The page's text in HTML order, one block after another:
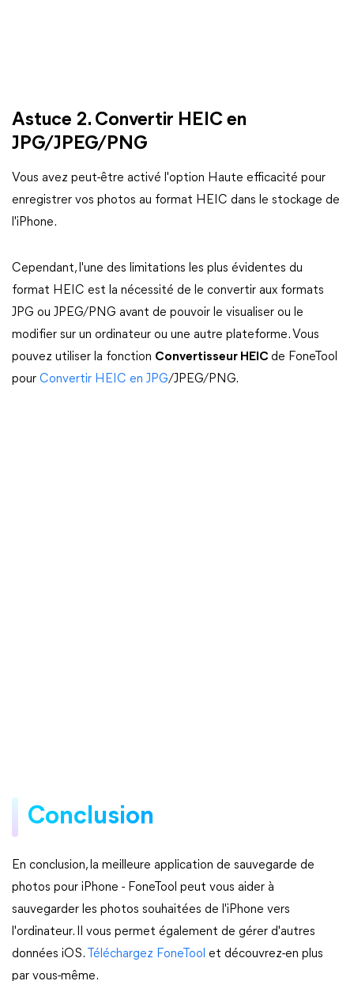
Astuce 2. Convertir HEIC en
JPG/JPEG/PNG
Vous avez peut-être activé l'option Haute efficacité pour
enregistrer vos photos au format HEIC dans le stockage de
l'iPhone.
Cependant, l'une des limitations les plus évidentes du
format HEIC est la nécessité de le convertir aux formats
JPG ou JPEG/PNG avant de pouvoir le visualiser ou le
modifier sur un ordinateur ou une autre plateforme. Vous
pouvez utiliser la fonction Convertisseur HEIC de FoneTool
pour Convertir HEIC en JPG/JPEG/PNG.
Conclusion
En conclusion, la meilleure application de sauvegarde de
photos pour iPhone - FoneTool peut vous aider à
sauvegarder les photos souhaitées de l'iPhone vers
l'ordinateur. Il vous permet également de gérer d'autres
données iOS.
Téléchargez FoneTool et découvrez-en plus
par vous-même.